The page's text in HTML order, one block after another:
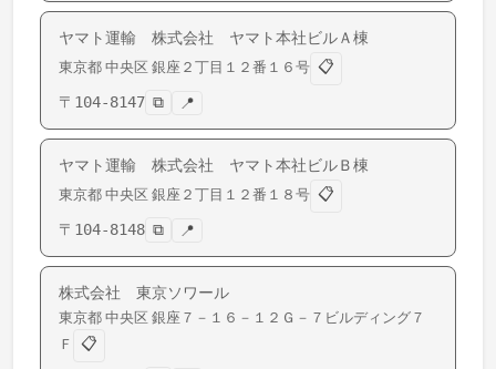
ヤマト運輸 株式会社 ヤマト本社ビルＡ棟
東京都 中央区 銀座 ２丁目１２番１６号 📋
〒 104-8147 ⧉ 📍
ヤマト運輸 株式会社 ヤマト本社ビルＢ棟
東京都 中央区 銀座 ２丁目１２番１８号 📋
〒 104-8148 ⧉ 📍
株式会社 東京ソワール
東京都 中央区 銀座 ７－１６－１２Ｇ－７ビルディング７
Ｆ
📋